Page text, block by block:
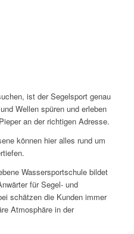
ist der Segelsport genau
Wellen spüren und erleben
an der richtigen Adresse.
können hier alles rund um
Wassersportschule bildet
für Segel- und
schätzen die Kunden immer
Atmosphäre in der